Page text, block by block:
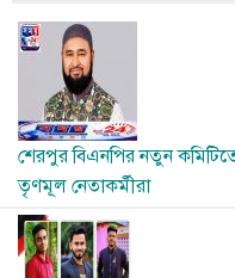
Image
শেরপুর বিএনপির নতুন কমিটিতে
তৃণমূল নেতাকর্মীরা
Image